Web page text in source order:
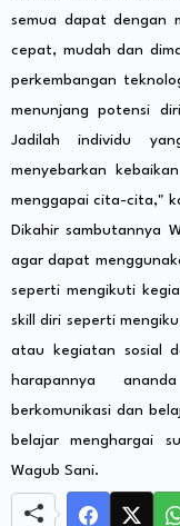
semua dapat dengan
cepat, mudah dan
perkembangan
menunjang potensi
Jadilah individu
menyebarkan
menggapai cita-cita,"
Dikahir sambutannya
agar dapat
seperti mengikuti
skill diri seperti
atau kegiatan sosial
harapannya
berkomunikasi dan
belajar menghargai
Wagub Sani.